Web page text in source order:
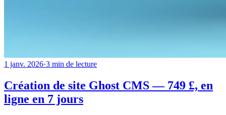
1 janv. 2026·3 min de lecture
Création de site Ghost CMS — 749 £, en
ligne en 7 jours